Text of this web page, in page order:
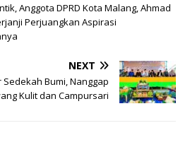
Anggota DPRD Kota Malang, Ahmad
Perjuangkan Aspirasi
NEXT
Bumi, Nanggap
Kulit dan Campursari